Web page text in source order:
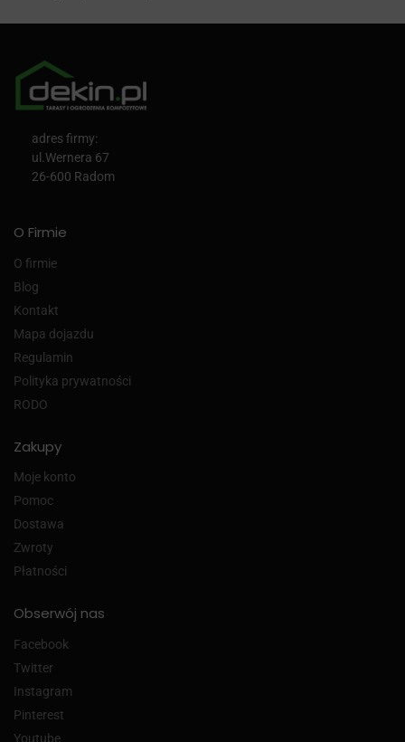
adres firmy:
ul.Wernera 67
26-600 Radom
O Firmie
O firmie
Blog
Kontakt
Mapa dojazdu
Regulamin
Polityka prywatności
RODO
Zakupy
Moje konto
Pomoc
Dostawa
Zwroty
Płatności
Obserwój nas
Facebook
Twitter
Instagram
Pinterest
Youtube